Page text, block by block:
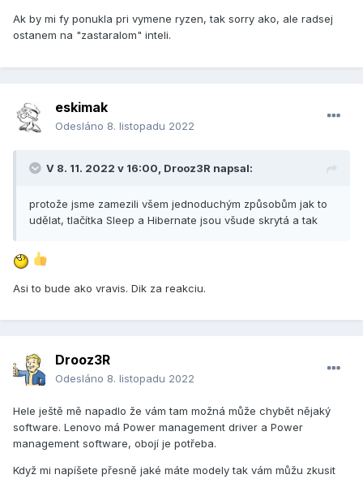
Ak by mi fy ponukla pri vymene ryzen, tak sorry ako, ale radsej
ostanem na "zastaralom" inteli.
eskimak
Odesláno 8. listopadu 2022
V 8. 11. 2022 v 16:00, Drooz3R napsal:
protože jsme zamezili všem jednoduchým způsobům jak to
udělat, tlačítka Sleep a Hibernate jsou všude skrytá a tak
Asi to bude ako vravis. Dik za reakciu.
Drooz3R
Odesláno 8. listopadu 2022
Hele ještě mě napadlo že vám tam možná může chybět nějaký
software. Lenovo má Power management driver a Power
management software, obojí je potřeba.
Když mi napíšete přesně jaké máte modely tak vám můžu zkusit